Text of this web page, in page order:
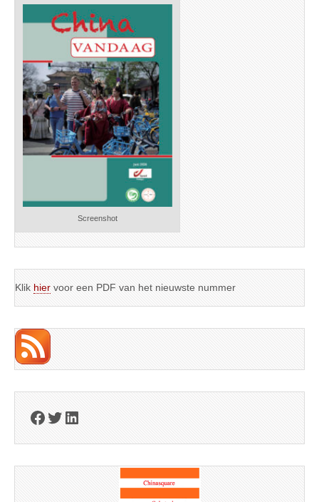
Screenshot
Klik hier voor een PDF van het nieuwste nummer
Facebook
Twitter
LinkedIn